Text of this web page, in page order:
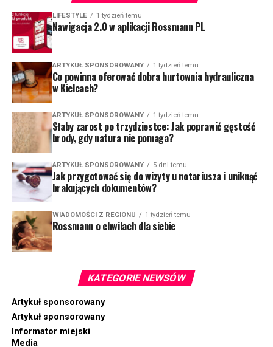
LIFESTYLE 1 tydzień temu
Nawigacja 2.0 w aplikacji Rossmann PL
ARTYKUŁ SPONSOROWANY 1 tydzień temu
Co powinna oferować dobra hurtownia hydrauliczna
w Kielcach?
ARTYKUŁ SPONSOROWANY 1 tydzień temu
Słaby zarost po trzydziestce: Jak poprawić gęstość
brody, gdy natura nie pomaga?
ARTYKUŁ SPONSOROWANY 5 dni temu
Jak przygotować się do wizyty u notariusza i uniknąć
brakujących dokumentów?
WIADOMOŚCI Z REGIONU 1 tydzień temu
Rossmann o chwilach dla siebie
KATEGORIE NEWSÓW
Artykuł sponsorowany
Artykuł sponsorowany
Informator miejski
Media